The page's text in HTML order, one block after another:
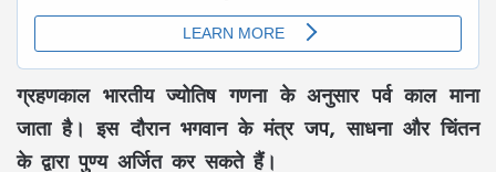
ग्रहणकाल भारतीय ज्‍योतिष गणना के अनुसार पर्व काल माना
जाता है। इस दौरान भगवान के मंत्र जप, साधना और चिंतन
के द्वारा पुण्य अर्जित कर सकते हैं।